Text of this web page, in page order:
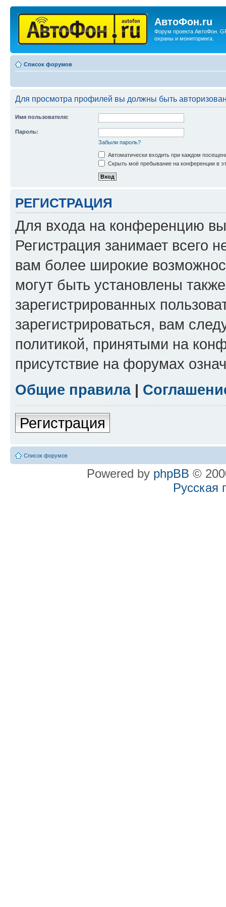
АвтоФон.ru
Форум проекта АвтоФон.
охраны и мониторинга.
Список форумов
Для просмотра профилей вы должны быть
Имя пользователя:
Пароль:
Забыли пароль?
Автоматически входить при каждом
Скрыть моё пребывание на конференции в
РЕГИСТРАЦИЯ
Для входа на конференцию
Регистрация занимает всего
вам более широкие
могут быть установлены
зарегистрированных
зарегистрироваться, вам
политикой, принятыми на
присутствие на форумах
Общие правила|
Регистрация
Список форумов
Powered by phpBB ©
Русская